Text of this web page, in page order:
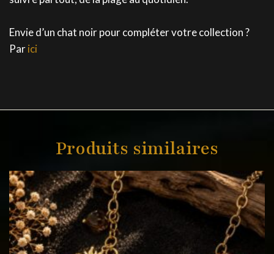
Envie d’un chat noir pour compléter votre collection ?
Parici
Produits similaires